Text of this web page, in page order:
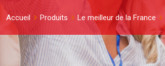
Accueil Produits Le meilleur de la France